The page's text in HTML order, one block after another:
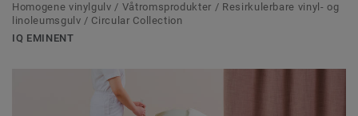
Homogene vinylgulv / Våtromsprodukter / Resirkulerbare vinyl- og
linoleumsgulv / Circular Collection
IQ EMINENT